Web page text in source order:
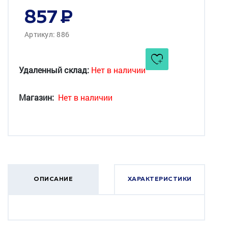
857
Артикул: 886
Удаленный склад: Нет в наличии
Магазин: Нет в наличии
ОПИСАНИЕ ХАРАКТЕРИСТИКИ